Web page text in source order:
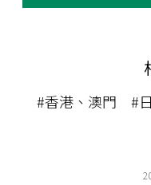
#香港、澳門 #